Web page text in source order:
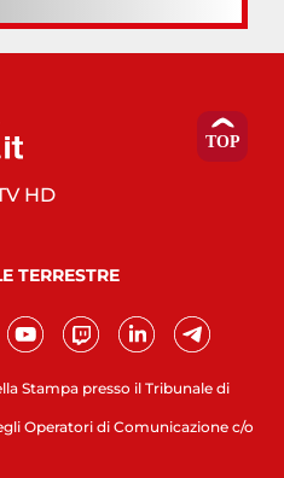
Stampa presso il Tribunale di
Operatori di Comunicazione c/o
HD
TERRESTRE